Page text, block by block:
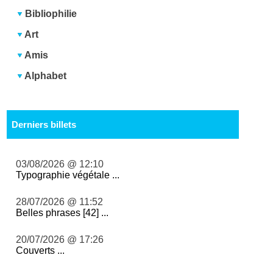
Bibliophilie
Art
Amis
Alphabet
Derniers billets
03/08/2026 @ 12:10
Typographie végétale ...
28/07/2026 @ 11:52
Belles phrases [42] ...
20/07/2026 @ 17:26
Couverts ...